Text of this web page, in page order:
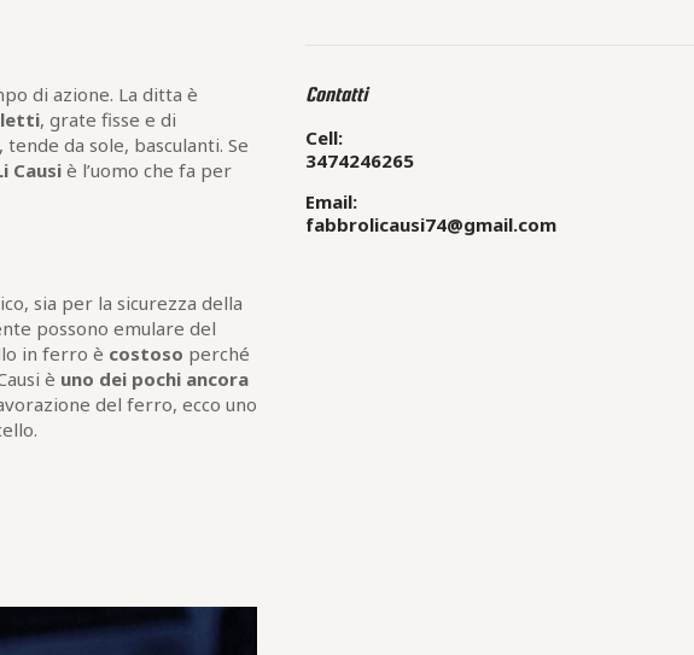
di azione. La ditta è
, grate fisse e di
da sole, basculanti. Se
Causi è l’uomo che fa per
sia per la sicurezza della
possono emulare del
in ferro è costoso perché
è uno dei pochi ancora
del ferro, ecco uno
Contatti
Cell:
3474246265
Email:
fabbrolicausi74@gmail.com